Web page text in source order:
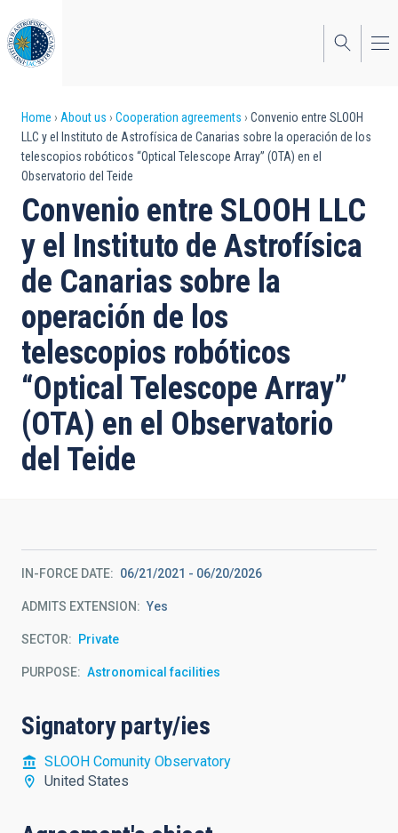
to
main
content
Breadcrumb
Home About us Cooperation agreements
Convenio entre SLOOH
LLC y el Instituto de Astrofísica de Canarias sobre la operación de los
telescopios robóticos “Optical Telescope Array” (OTA) en el
Observatorio del Teide
Convenio entre SLOOH LLC
y el Instituto de Astrofísica
de Canarias sobre la
operación de los
telescopios robóticos
“Optical Telescope Array”
(OTA) en el Observatorio
del Teide
IN-FORCE DATE 06/21/2021 - 06/20/2026
ADMITS EXTENSION Yes
SECTOR Private
PURPOSE Astronomical facilities
Signatory party/ies
SLOOH Comunity Observatory
United States